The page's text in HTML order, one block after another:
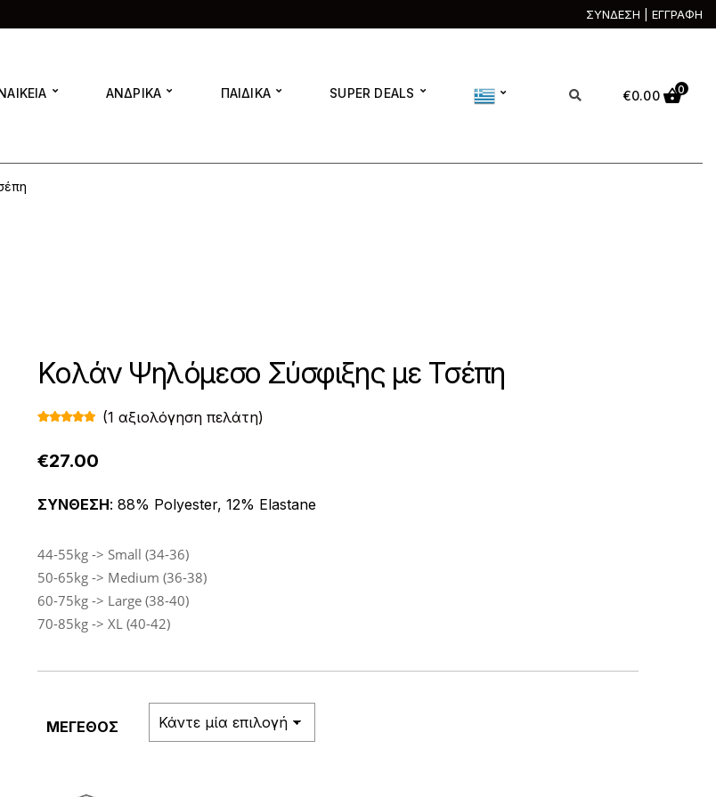
ΣΥΝΔΕΣΗ | ΕΓΓΡΑΦΗ
ΑΝΔΡΙΚΑ ΠΑΙΔΙΚΑ SUPER DEALS €0.00 0
Κολάν Ψηλόμεσο Σύσφιξης με Τσέπη
5.00από 5
με βάση
(1 αξιολόγηση πελάτη)
€27.00
ΣΥΝΘΕΣΗ: 88% Polyester, 12% Elastane
44-55kg -> Small (34-36)
50-65kg -> Medium (36-38)
60-75kg -> Large (38-40)
70-85kg -> XL (40-42)
ΜΕΓΕΘΟΣ